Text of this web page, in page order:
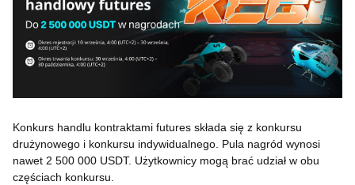
Konkurs handlu kontraktami futures składa się z konkursu
drużynowego i konkursu indywidualnego. Pula nagród wynosi
nawet 2 500 000 USDT. Użytkownicy mogą brać udział w obu
częściach konkursu.